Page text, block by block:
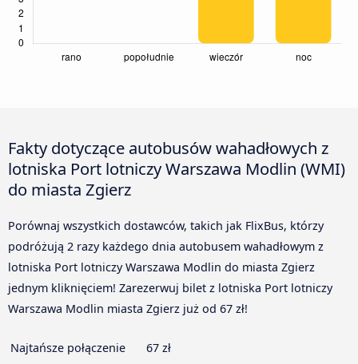
Fakty dotyczące autobusów wahadłowych z
lotniska Port lotniczy Warszawa Modlin (WMI)
do miasta Zgierz
Porównaj wszystkich dostawców, takich jak FlixBus, którzy
podróżują 2 razy każdego dnia autobusem wahadłowym z
lotniska Port lotniczy Warszawa Modlin do miasta Zgierz
jednym kliknięciem! Zarezerwuj bilet z lotniska Port lotniczy
Warszawa Modlin miasta Zgierz już od 67 zł!
Najtańsze połączenie
67 zł